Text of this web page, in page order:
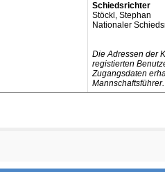
Schiedsrichter
Stöckl, Stephan
Nationaler
Die Adressen der
registierten
Zugangsdaten
Mannschaftsführer.